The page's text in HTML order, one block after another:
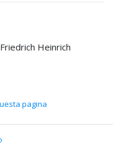
Heinrich
pagina